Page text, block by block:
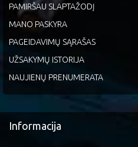
PAMIRŠAU SLAPTAŽODĮ
MANO PASKYRA
PAGEIDAVIMŲ SĄRAŠAS
UŽSAKYMŲ ISTORIJA
NAUJIENŲ PRENUMERATA
Informacija